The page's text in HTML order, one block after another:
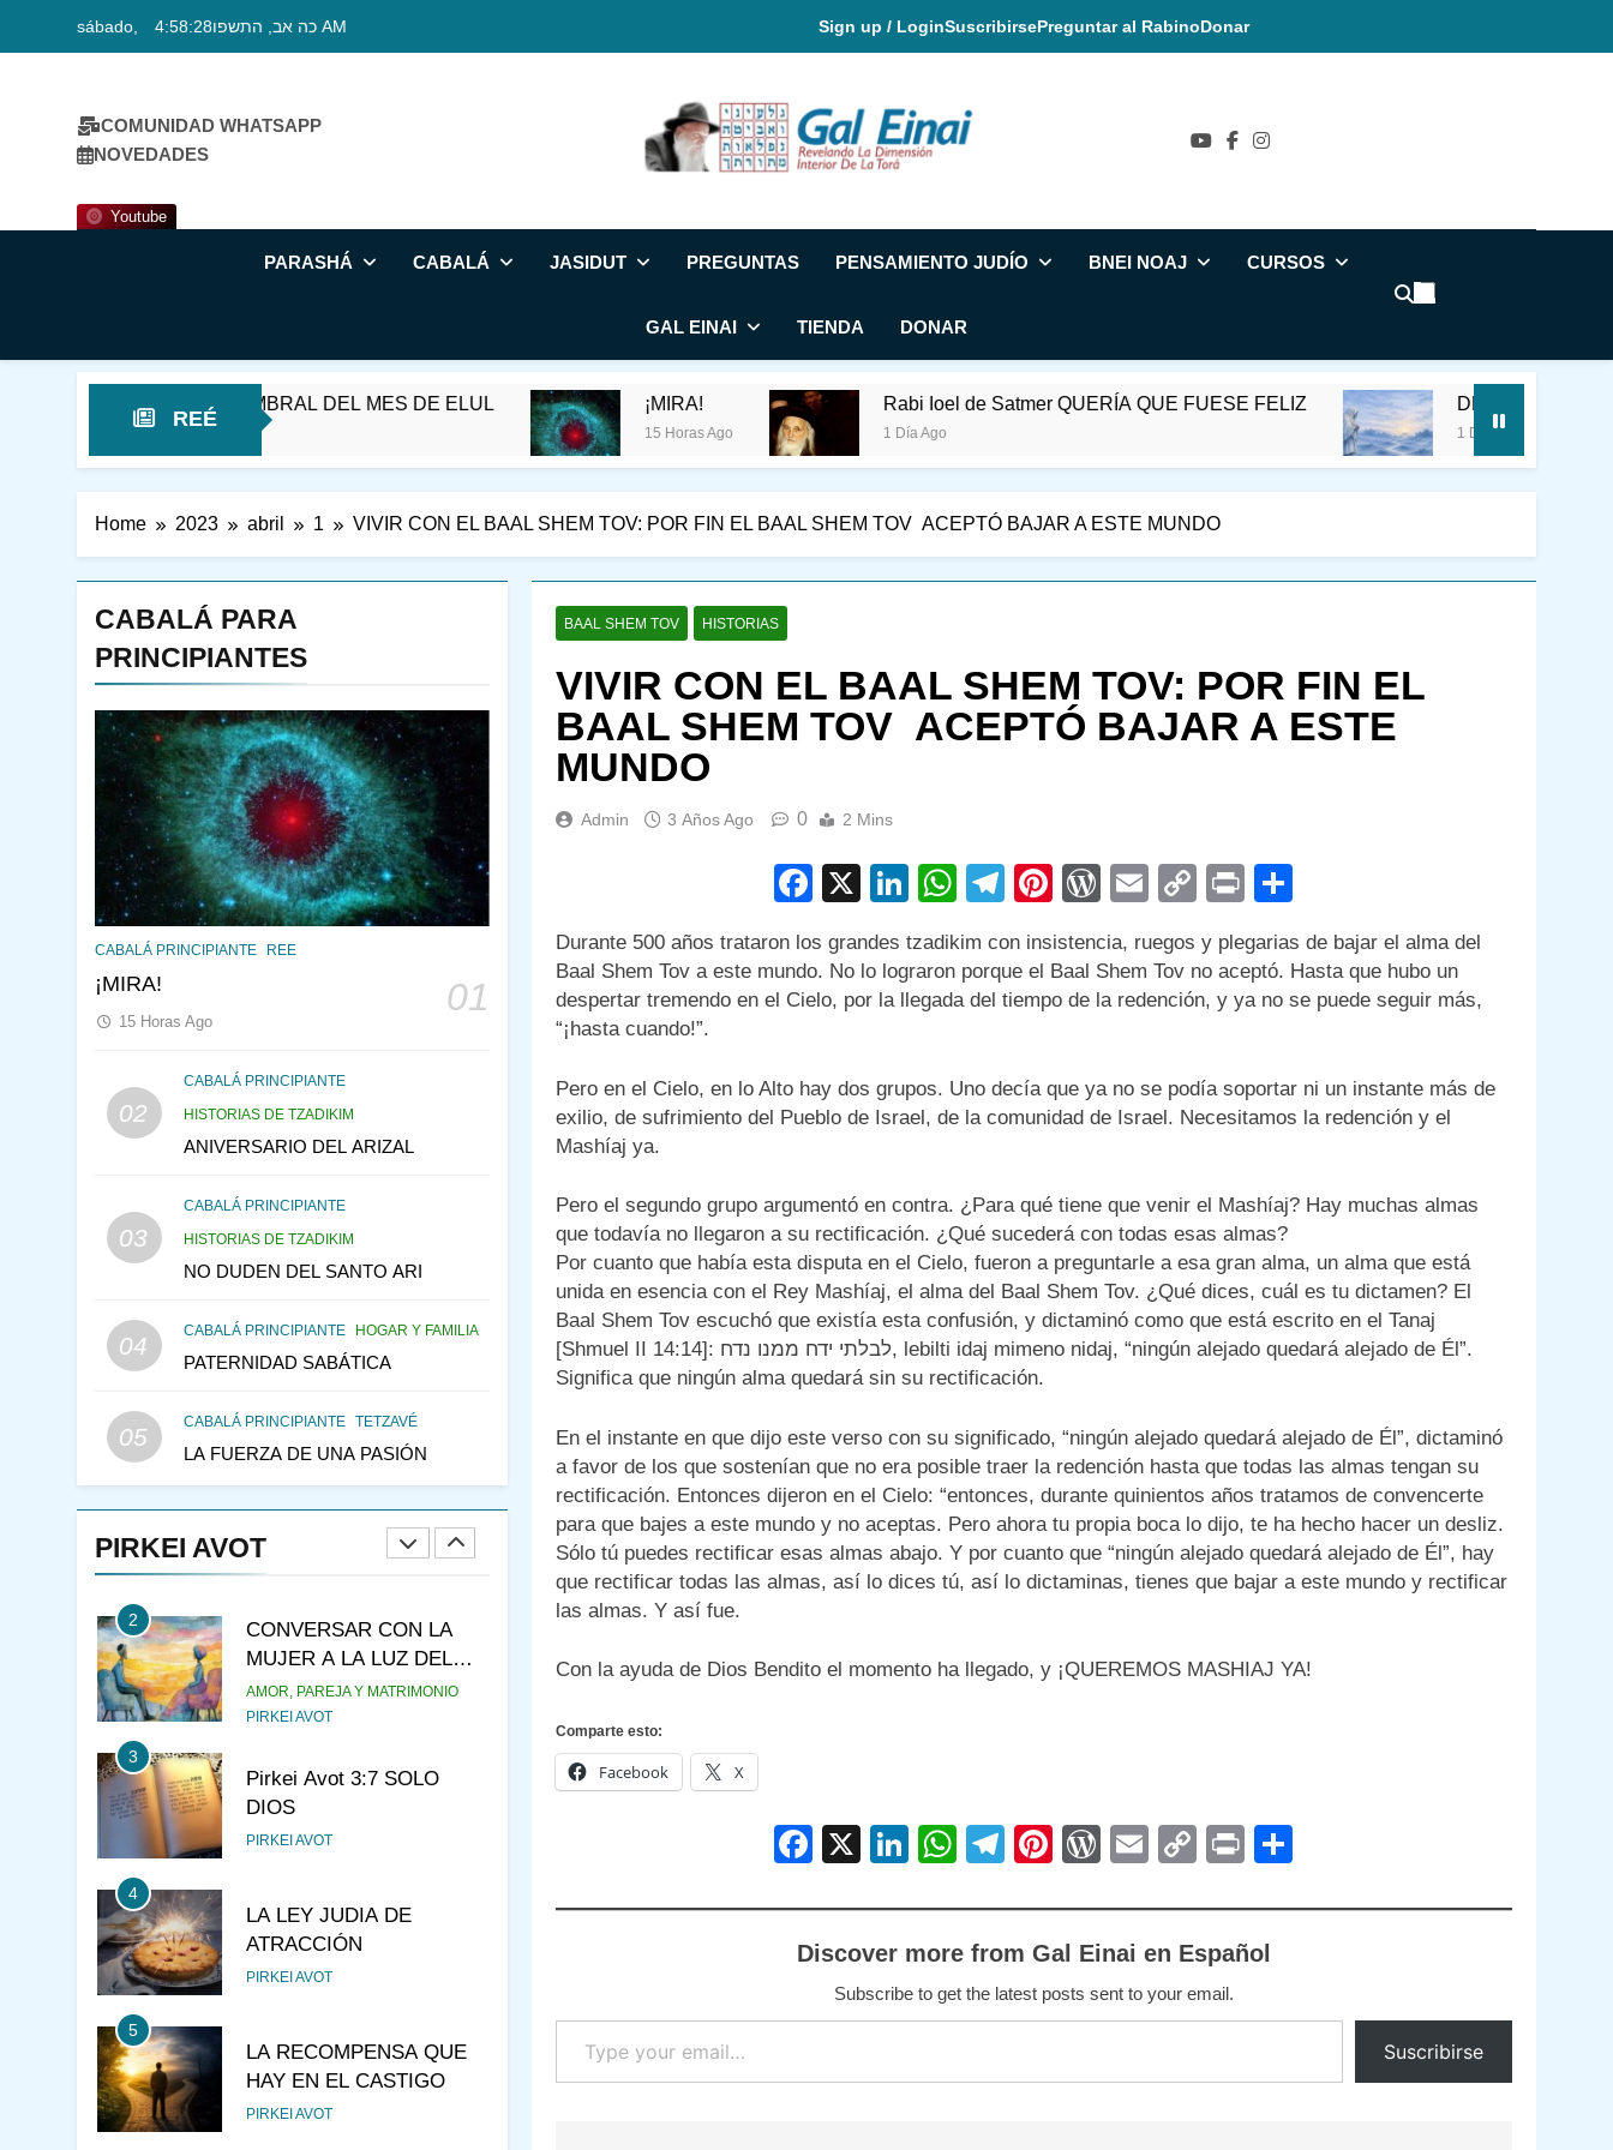
sábado, כה אב, התשפו 4:58:29 AM Sign up / LoginSuscribirsePreguntar al RabinoDonar
COMUNIDAD WHATSAPP
NOVEDADES
Youtube Gal Einai En Español
PARASHÁ CABALÁ JASIDUT PREGUNTAS PENSAMIENTO JUDÍO BNEI NOAJ CURSOS
GAL EINAI TIENDA DONAR
REÉ
REÉ – EN EL UMBRAL DEL MES DE ELUL ¡MIRA!
15 Horas Ago
Rabi Ioel de Satmer QUERÍA QUE FUESE FELIZ
1 Día Ago
DESVIAR LA
1 Día Ago
Home 2023 abril 1 VIVIR CON EL BAAL SHEM TOV: POR FIN EL BAAL SHEM TOV ACEPTÓ BAJAR A ESTE MUNDO
CABALÁ PARA
PRINCIPIANTES
CABALÁ PRINCIPIANTE REE
¡MIRA! 01
15 Horas Ago
02
CABALÁ PRINCIPIANTE
HISTORIAS DE TZADIKIM
ANIVERSARIO DEL ARIZAL
03
CABALÁ PRINCIPIANTE
HISTORIAS DE TZADIKIM
NO DUDEN DEL SANTO ARI
04
CABALÁ PRINCIPIANTE HOGAR Y FAMILIA
PATERNIDAD SABÁTICA
05
CABALÁ PRINCIPIANTE TETZAVÉ
LA FUERZA DE UNA PASIÓN
PIRKEI AVOT
¿QUIÉN ES SABIO? EL
CABALÁ Y JASIDUT: EL
CONSEJO DE LOS
PADRES
PENSAMIENTO JUDÍO
146
DEL TEMPLO Y LA
ALEGRÍA EN MEDIO DE
MES DE MENAJEM AV
147
VEAMOS ¿POR QUÉ
DE LAS MUJERES
PENSAMIENTO JUDÍO
1
JASIDUT
2
CONVERSAR CON LA
MUJER A LA LUZ DEL
JUDAÍSMO
AMOR, PAREJA Y MATRIMONIO
PIRKEI AVOT
3
Pirkei Avot 3:7 SOLO
DIOS
PIRKEI AVOT
4
LA LEY JUDIA DE
ATRACCIÓN
PIRKEI AVOT
5
LA RECOMPENSA QUE
HAY EN EL CASTIGO
PIRKEI AVOT
BAAL SHEM TOV HISTORIAS
VIVIR CON EL BAAL SHEM TOV: POR FIN EL
BAAL SHEM TOV ACEPTÓ BAJAR A ESTE
MUNDO
Admin 3 Años Ago 0 2 Mins
Facebook
X LinkedIn
WhatsApp
Telegram
Pinterest
WordPress
EmailCopyPrint
Durante 500 años trataron los grandes tzadikim con insistencia, ruegos y plegarias de bajar el alma del
Baal Shem Tov a este mundo. No lo lograron porque el Baal Shem Tov no aceptó. Hasta que hubo un
despertar tremendo en el Cielo, por la llegada del tiempo de la redención, y ya no se puede seguir más,
“¡hasta cuando!”.
Pero en el Cielo, en lo Alto hay dos grupos. Uno decía que ya no se podía soportar ni un instante más de
exilio, de sufrimiento del Pueblo de Israel, de la comunidad de Israel. Necesitamos la redención y el
Mashíaj ya.
Pero el segundo grupo argumentó en contra. ¿Para qué tiene que venir el Mashíaj? Hay muchas almas
que todavía no llegaron a su rectificación. ¿Qué sucederá con todas esas almas?
Por cuanto que había esta disputa en el Cielo, fueron a preguntarle a esa gran alma, un alma que está
unida en esencia con el Rey Mashíaj, el alma del Baal Shem Tov. ¿Qué dices, cuál es tu dictamen? El
Baal Shem Tov escuchó que existía esta confusión, y dictaminó como que está escrito en el Tanaj
[Shmuel II 14:14]: לבלתי ידח ממנו נדח, lebilti idaj mimeno nidaj, “ningún alejado quedará alejado de Él”.
Significa que ningún alma quedará sin su rectificación.
En el instante en que dijo este verso con su significado, “ningún alejado quedará alejado de Él”, dictaminó
a favor de los que sostenían que no era posible traer la redención hasta que todas las almas tengan su
rectificación. Entonces dijeron en el Cielo: “entonces, durante quinientos años tratamos de convencerte
para que bajes a este mundo y no aceptas. Pero ahora tu propia boca lo dijo, te ha hecho hacer un desliz.
Sólo tú puedes rectificar esas almas abajo. Y por cuanto que “ningún alejado quedará alejado de Él”, hay
que rectificar todas las almas, así lo dices tú, así lo dictaminas, tienes que bajar a este mundo y rectificar
las almas. Y así fue.
Con la ayuda de Dios Bendito el momento ha llegado, y ¡QUEREMOS MASHIAJ YA!
Comparte esto:
Facebook X
Facebook
X LinkedIn
WhatsApp
Telegram
Pinterest
WordPress
EmailCopy
Print
Discover more from Gal Einai en Español
Subscribe to get the latest posts sent to your email.
Type your email…
Suscribirse